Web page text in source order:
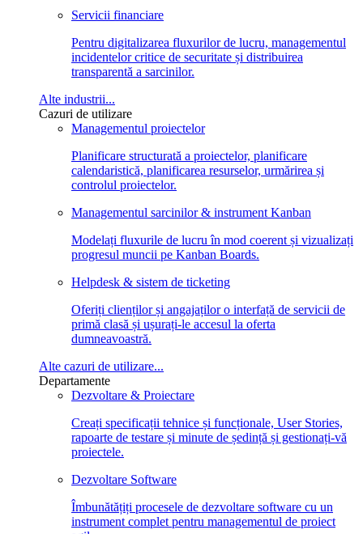
Servicii financiare
Pentru digitalizarea fluxurilor de lucru, managementul
incidentelor critice de securitate și distribuirea
transparentă a sarcinilor.
Alte industrii...
Cazuri de utilizare
Managementul proiectelor
Planificare structurată a proiectelor, planificare
calendaristică, planificarea resurselor, urmărirea și
controlul proiectelor.
Managementul sarcinilor & instrument Kanban
Modelați fluxurile de lucru în mod coerent și vizualizați
progresul muncii pe Kanban Boards.
Helpdesk & sistem de ticketing
Oferiți clienților și angajaților o interfață de servicii de
primă clasă și ușurați-le accesul la oferta
dumneavoastră.
Alte cazuri de utilizare...
Departamente
Dezvoltare & Proiectare
Creați specificații tehnice și funcționale, User Stories,
rapoarte de testare și minute de ședință și gestionați-vă
proiectele.
Dezvoltare Software
Îmbunătățiți procesele de dezvoltare software cu un
instrument complet pentru managementul de proiect